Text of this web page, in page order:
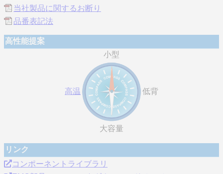
当社製品に関するお断り
品番表記法
高性能提案
小型
高温 低背
大容量
リンク
コンポーネントライブラリ